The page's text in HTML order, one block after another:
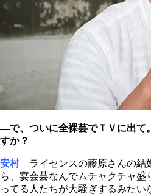
―で、ついに全裸芸でＴＶに出て
すか？
安村ライセンスの藤原さんの結
ら、宴会芸なんでムチャクチャ
ってる人たちが大騒ぎするみた